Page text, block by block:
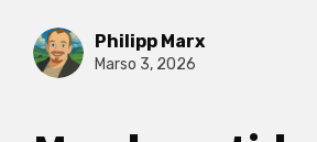
Philipp Marx
Marso 3, 2026